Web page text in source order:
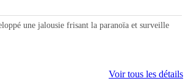
une jalousie frisant la paranoïa et surveille
Voir tous les détails